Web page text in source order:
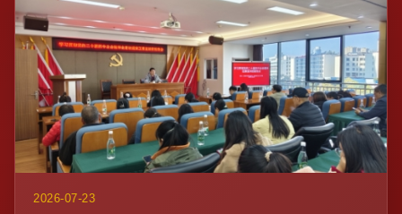
2026-07-23